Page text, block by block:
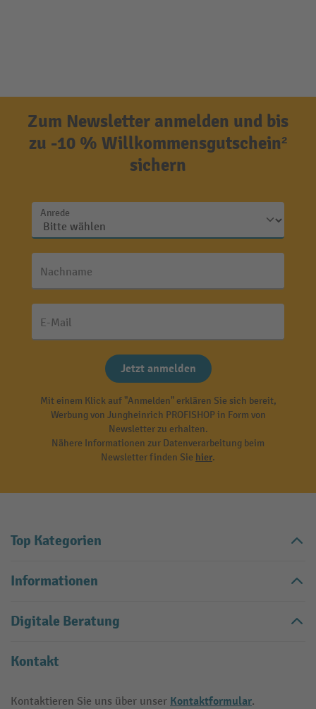
Zum Newsletter anmelden und bis
zu -10 % Willkommensgutschein²
sichern
Anrede
Nachname
E-Mail
Jetzt anmelden
Mit einem Klick auf "Anmelden" erklären Sie sich bereit,
Werbung von Jungheinrich PROFISHOP in Form von
Newsletter zu erhalten.
Nähere Informationen zur Datenverarbeitung beim
Newsletter finden Sie hier.
Top Kategorien
Informationen
Digitale Beratung
Kontakt
Kontaktieren Sie uns über unser Kontaktformular.